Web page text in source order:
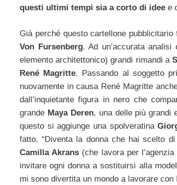
questi ultimi tempi sia a corto di idee e
Già perché questo cartellone
Von Fursenberg. Ad un’accurata
elemento architettonico) grandi rimandi a
René Magritte. Passando al soggetto
nuovamente in causa René Magritte
dall’inquietante figura in nero che
grande Maya Deren, una delle più grandi
questo si aggiunge una spolveratina
fatto. “Diventa la donna che hai scelto
Camilla Akrans (che lavora per
invitare ogni donna a sostituirsi alla
mi sono divertita un mondo a lavorare